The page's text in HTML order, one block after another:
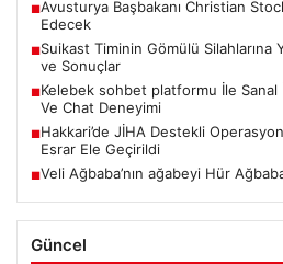
■Avusturya Başbakanı Christian
Edecek
■Suikast Timinin Gömülü Silahlarına
ve Sonuçlar
■Kelebek sohbet platformu İle
Ve Chat Deneyimi
■Hakkari’de JİHA Destekli
Esrar Ele Geçirildi
■Veli Ağbaba’nın ağabeyi Hür
Güncel